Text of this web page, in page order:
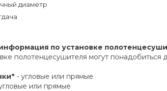
диаметр
по установке
полотенцесушителя могут понадобиться
- угловые или прямые
или прямые